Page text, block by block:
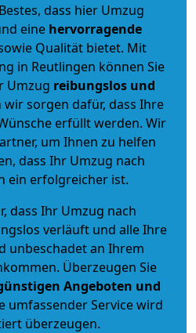
dass hier Umzug
eine hervorragende
Qualität bietet. Mit
in Reutlingen können Sie
Umzug reibungslos und
sorgen dafür, dass Ihre
erfüllt werden. Wir
um Ihnen zu helfen
dass Ihr Umzug nach
ein erfolgreicher ist.
dass Ihr Umzug nach
verläuft und alle Ihre
unbeschadet an Ihrem
Überzeugen Sie
Angeboten und
umfassender Service wird
überzeugen.